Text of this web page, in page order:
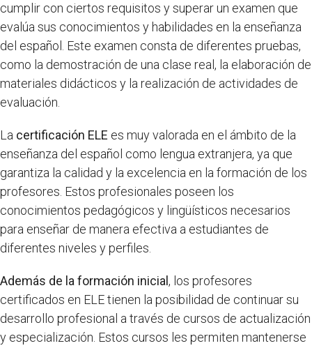
cumplir con ciertos requisitos y superar un examen que
evalúa sus conocimientos y habilidades en la enseñanza
del español. Este examen consta de diferentes pruebas,
como la demostración de una clase real, la elaboración de
materiales didácticos y la realización de actividades de
evaluación.
La certificación ELE es muy valorada en el ámbito de la
enseñanza del español como lengua extranjera, ya que
garantiza la calidad y la excelencia en la formación de los
profesores. Estos profesionales poseen los
conocimientos pedagógicos y lingüísticos necesarios
para enseñar de manera efectiva a estudiantes de
diferentes niveles y perfiles.
Además de la formación inicial , los profesores
certificados en ELE tienen la posibilidad de continuar su
desarrollo profesional a través de cursos de actualización
y especialización. Estos cursos les permiten mantenerse